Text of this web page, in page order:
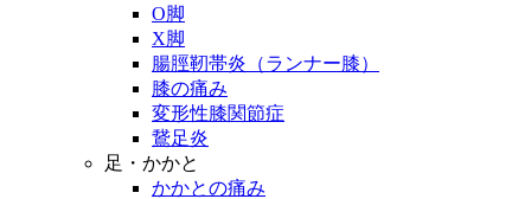
O脚
X脚
腸脛靭帯炎（ランナー膝）
膝の痛み
変形性膝関節症
鵞足炎
足・かかと
かかとの痛み